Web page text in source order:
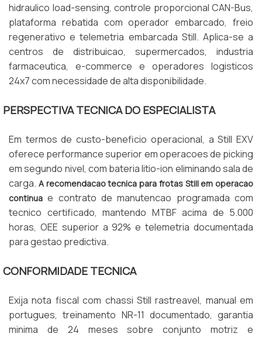
hidraulico load-sensing, controle proporcional CAN-Bus,
plataforma rebatida com operador embarcado, freio
regenerativo e telemetria embarcada Still. Aplica-se a
centros de distribuicao, supermercados, industria
farmaceutica, e-commerce e operadores logisticos
24x7 com necessidade de alta disponibilidade.
PERSPECTIVA TECNICA DO ESPECIALISTA
Em termos de custo-beneficio operacional, a Still EXV
oferece performance superior em operacoes de picking
em segundo nivel, com bateria litio-ion eliminando sala de
carga. A recomendacao tecnica para frotas Still em operacao
continua e contrato de manutencao programada com
tecnico certificado, mantendo MTBF acima de 5.000
horas, OEE superior a 92% e telemetria documentada
para gestao predictiva.
CONFORMIDADE TECNICA
Exija nota fiscal com chassi Still rastreavel, manual em
portugues, treinamento NR-11 documentado, garantia
minima de 24 meses sobre conjunto motriz e